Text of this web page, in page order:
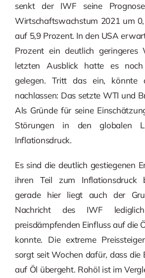
senkt der IWF seine
Wirtschaftswachstum 2021 um
auf 5,9 Prozent. In den USA
Prozent ein deutlich geringeres
letzten Ausblick hatte es
gelegen. Tritt das ein, könnte
nachlassen: Das setzte WTI und
Als Gründe für seine
Störungen in den globalen
Inflationsdruck.
Es sind die deutlich gestiegenen
ihren Teil zum Inflationsdruck
gerade hier liegt auch der
Nachricht des IWF
preisdämpfenden Einfluss auf die
konnte. Die extreme
sorgt seit Wochen dafür, dass die
auf Öl übergeht. Rohöl ist im